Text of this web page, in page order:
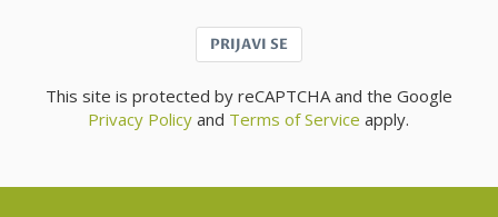
PRIJAVI SE
This site is protected by reCAPTCHA and the Google
Privacy Policy and Terms of Service apply.